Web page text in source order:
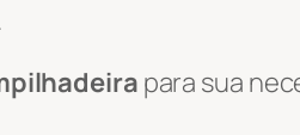
para sua